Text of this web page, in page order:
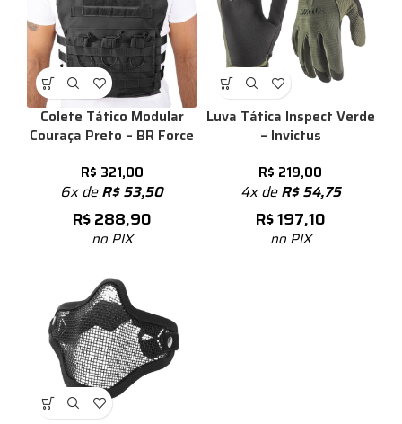
Colete Tático Modular
Couraça Preto – BR Force
R$ 321,00
6x deR$53,50
R$288,90
no PIX
Luva Tática Inspect Verde
– Invictus
R$ 219,00
4x deR$54,75
R$197,10
no PIX